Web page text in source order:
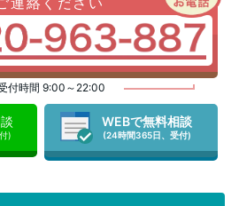
付時間 9:00～22:00
)
WEBで無料相談
(24時間365日、受付)